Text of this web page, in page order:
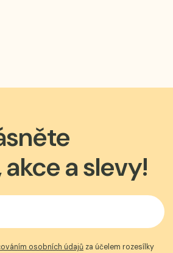
a slevy!
osobních údajů za účelem rozesílky